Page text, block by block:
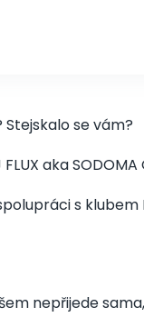
Stejskalo se vám?
FLUX aka
s
nepřijede